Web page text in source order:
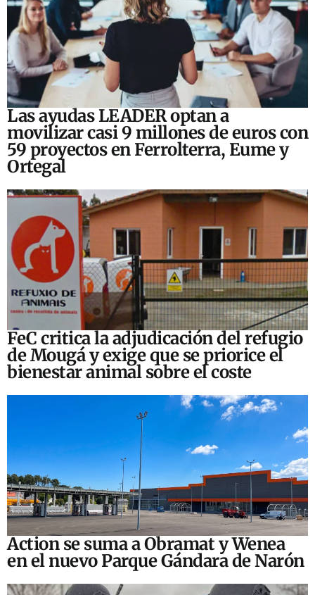
Las ayudas LEADER optan a
movilizar casi 9 millones de euros con
59 proyectos en Ferrolterra, Eume y
Ortegal
FeC critica la adjudicación del refugio
de Mougá y exige que se priorice el
bienestar animal sobre el coste
Action se suma a Obramat y Wenea
en el nuevo Parque Gándara de Narón